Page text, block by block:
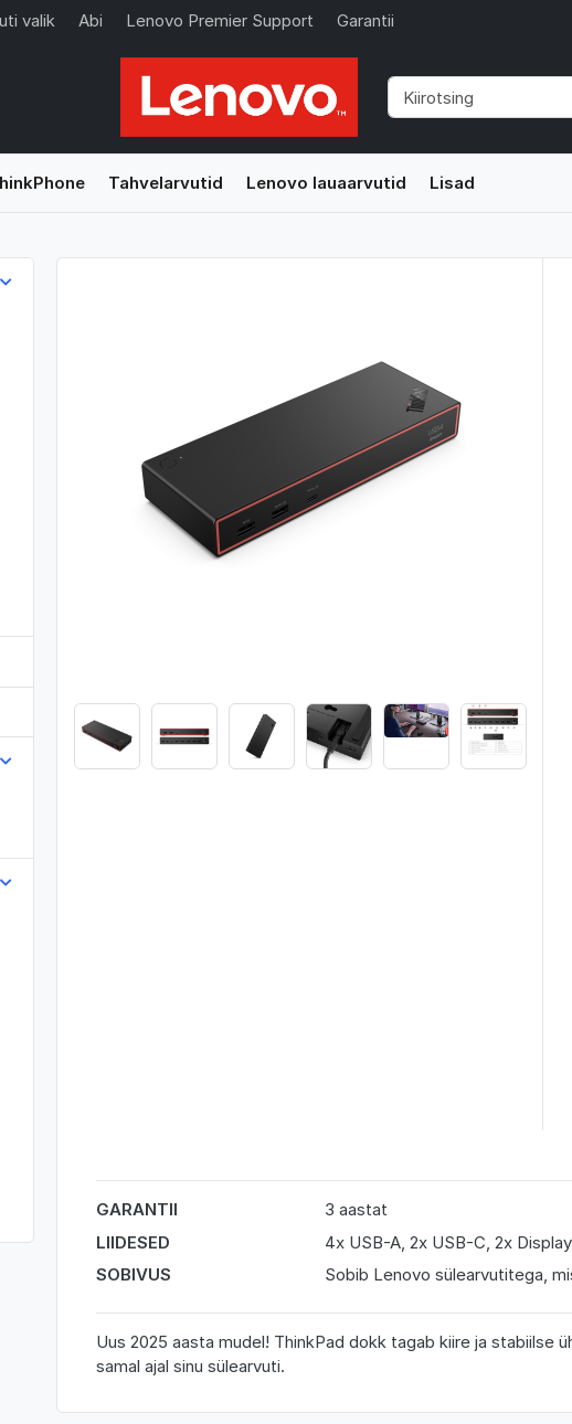
valik Abi Lenovo Premier Support Garantii
Tahvelarvutid Lenovo lauaarvutid Lisad
GARANTII
3 aastat
LIIDESED
4x USB-A, 2x USB-C, 2x
SOBIVUS
Sobib Lenovo sülearvutitega,
Uus 2025 aasta mudel! ThinkPad dokk tagab kiire ja stabiilse
samal ajal sinu sülearvuti.